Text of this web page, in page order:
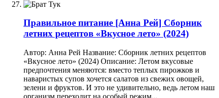
Правильное питание [Анна Рей] Сборник
летних рецептов «Вкусное лето» (2024)
Автор: Анна Рей Название: Сборник летних рецептов
«Вкусное лето» (2024) Описание: Летом вкусовые
предпочтения меняются: вместо теплых пирожков и
наваристых супов хочется салатов из свежих овощей,
зелени и фруктов. И это не удивительно, ведь летом наш